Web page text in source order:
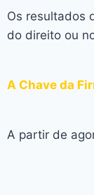
Os resultados
do direito ou
A Chave da
A partir de